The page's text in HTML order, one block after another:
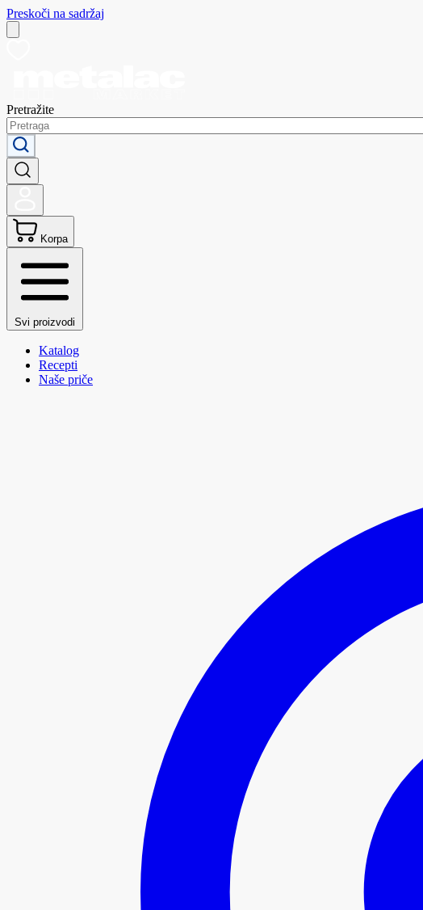
Preskoči na sadržaj
Pretražite
Korpa
Svi proizvodi
Katalog
Recepti
Naše priče